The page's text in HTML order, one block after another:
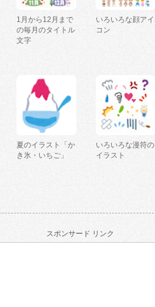
1月から12月まで
の毎月のタイトル
文字
いろいろな顔アイ
コン
夏のイラスト「か
き氷・いちご」
いろいろな漫符の
イラスト
スポンサード リンク